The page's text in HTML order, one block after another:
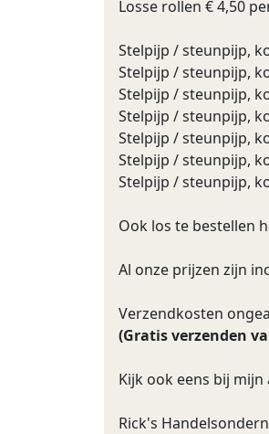
Losse rollen € 4,50
Stelpijp / steunpijp,
Stelpijp / steunpijp,
Stelpijp / steunpijp,
Stelpijp / steunpijp,
Stelpijp / steunpijp,
Stelpijp / steunpijp,
Stelpijp / steunpijp,
Ook los te bestellen
Al onze prijzen zijn
Verzendkosten
(Gratis verzenden
Kijk ook eens bij
Rick's